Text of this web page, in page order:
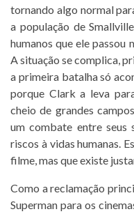
tornando algo normal
a população de
humanos que ele
A situação se complica,
a primeira batalha só
porque Clark a leva
cheio de grandes
um combate entre seus
riscos à vidas humanas.
filme, mas que existe
Como a reclamação
Superman para os